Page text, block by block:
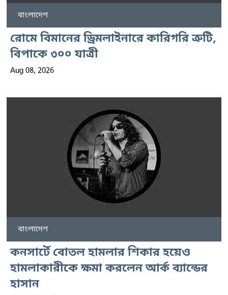
বাংলাদেশ
রোমে বিমানের ড্রিমলাইনারে কারিগরি ত্রুটি,
বিপাকে ৩০০ যাত্রী
Aug 08, 2026
বাংলাদেশ
কনসার্টে বোতল হামলার শিকার হয়েও
হামলাকারীকে ক্ষমা করলেন আর্ক ব্যান্ডের
হাসান